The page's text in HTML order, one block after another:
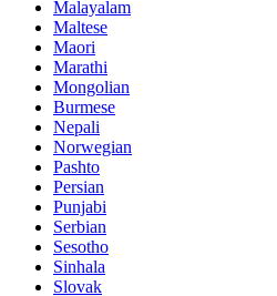
Malayalam
Maltese
Maori
Marathi
Mongolian
Burmese
Nepali
Norwegian
Pashto
Persian
Punjabi
Serbian
Sesotho
Sinhala
Slovak